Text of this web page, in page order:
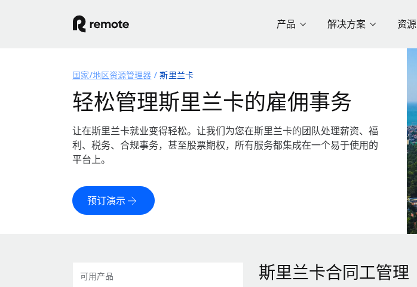
产品 解决方案 资源
国家/地区资源管理器 斯里兰卡
轻松管理斯里兰卡的雇佣事务
让在斯里兰卡就业变得轻松。让我们为您在斯里兰卡的团队处理薪资、福
利、税务、合规事务，甚至股票期权，所有服务都集成在一个易于使用的
平台上。
预订演示
可用产品 斯里兰卡合同工管理